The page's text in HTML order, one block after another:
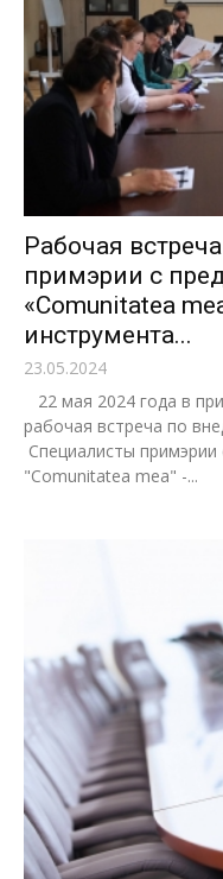
Рабочая
примэрии с
«Comunitatea
инструмента...
23.05.2024
22 мая 2024 года в
рабочая встреча по
Специалисты
"Сomunitatea mea" -...